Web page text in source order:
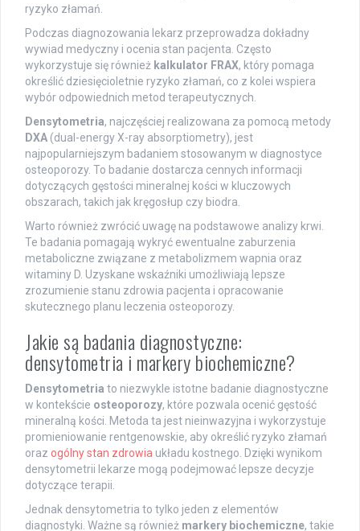
ryzyko złamań.
Podczas diagnozowania lekarz przeprowadza dokładny
wywiad medyczny i ocenia stan pacjenta. Często
wykorzystuje się również kalkulator FRAX, który pomaga
określić dziesięcioletnie ryzyko złamań, co z kolei wspiera
wybór odpowiednich metod terapeutycznych.
Densytometria, najczęściej realizowana za pomocą metody
DXA (dual-energy X-ray absorptiometry), jest
najpopularniejszym badaniem stosowanym w diagnostyce
osteoporozy. To badanie dostarcza cennych informacji
dotyczących gęstości mineralnej kości w kluczowych
obszarach, takich jak kręgosłup czy biodra.
Warto również zwrócić uwagę na podstawowe analizy krwi.
Te badania pomagają wykryć ewentualne zaburzenia
metaboliczne związane z metabolizmem wapnia oraz
witaminy D. Uzyskane wskaźniki umożliwiają lepsze
zrozumienie stanu zdrowia pacjenta i opracowanie
skutecznego planu leczenia osteoporozy.
Jakie są badania diagnostyczne:
densytometria i markery biochemiczne?
Densytometria to niezwykle istotne badanie diagnostyczne
w kontekście osteoporozy, które pozwala ocenić gęstość
mineralną kości. Metoda ta jest nieinwazyjna i wykorzystuje
promieniowanie rentgenowskie, aby określić ryzyko złamań
oraz ogólny stan zdrowia układu kostnego. Dzięki wynikom
densytometrii lekarze mogą podejmować lepsze decyzje
dotyczące terapii.
Jednak densytometria to tylko jeden z elementów
diagnostyki. Ważne są również markery biochemiczne, takie